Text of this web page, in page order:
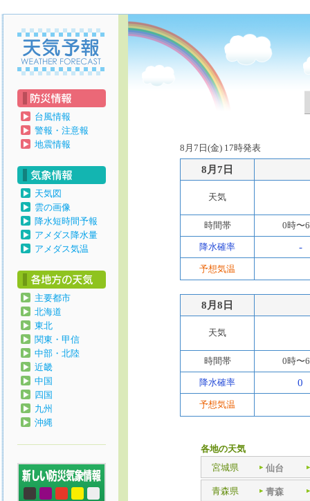
天気予報
台風情報
警報・注意報
地震情報
天気図
雲の画像
降水短時間予報
アメダス降水量
アメダス気温
主要都市
北海道
東北
関東・甲信
中部・北陸
近畿
中国
四国
九州
沖縄
8月7日(金) 17時発表
8月7日
天気
時間帯 0時〜
降水確率 -
予想気温
8月8日
天気
時間帯 0時〜
降水確率 0
予想気温
各地の天気
宮城県
仙台
青森県 青森